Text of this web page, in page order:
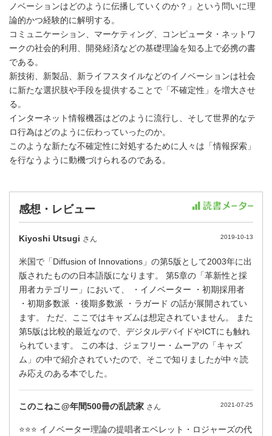
ノベーションはどのように伝播していくのか？」という問いに理
論的かつ経験的に解明する。
コミュニケーション、マーケティング、コンピュータ・ネットワ
ークの社会的利用、開発経済などの基礎理論を知る上で必携の書
である。
新技術、新製品、新ライフスタイルなどのイノベーションは社会
に新たな選択肢や手段を提供することで「不確定性」を増大させ
る。
インターネット情報機器はどのように流行し、そして世界的なテ
ロ行為はどのように伝わっていったのか。
このような新たな不確定性に対処するために人々は「情報探索」
を行なうように動機づけられるのである。
感想・レビュー
Kiyoshi Utsugi さん 2019-10-13
米国で「Diffusion of Innovations」の第5版として2003年に出
版されたものの日本語版になります。 第5章の「革新性と採
用者カテゴリー」において、 ・イノベーター ・初期採用者
・初期多数派 ・後期多数派 ・ラガード の話が展開されてい
ます。 ただ、ここではキャズムは想定されていません。 また
第5版は比較的最近なので、デジタルデバイドやICTにも触れ
られています。 この本は、ジェフリー・ムーアの「キャズ
ム」の中で紹介されていたので、そこで知りましたが中々読
み応えのある本でした。
このこねこ@年間500冊の乱読家 さん 2021-07-25
⭐⭐⭐ イノベーター理論の提唱者エベレット・ロジャーズの代